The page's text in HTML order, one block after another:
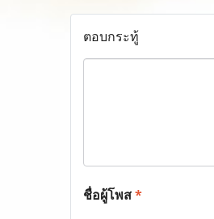
ตอบกระทู้
ชื่อผู้โพส*